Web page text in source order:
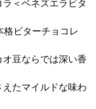
ベネズエラビタ
ターチョコレ
では深い香
ルドな味わ